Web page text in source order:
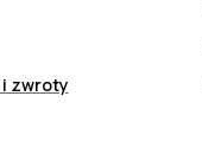
i zwroty